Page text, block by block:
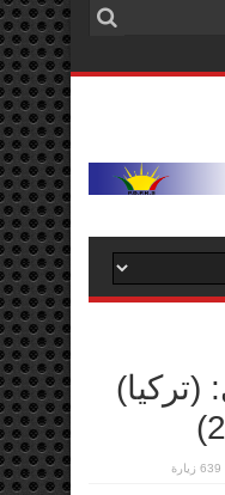
639 زيارة